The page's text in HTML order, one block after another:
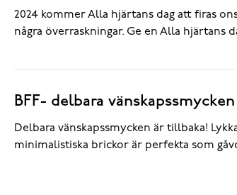
2024 kommer Alla hjärtans dag att firas
några överraskningar. Ge en Alla
BFF- delbara vänskapssmycken
Delbara vänskapssmycken är tillbaka!
minimalistiska brickor är perfekta som